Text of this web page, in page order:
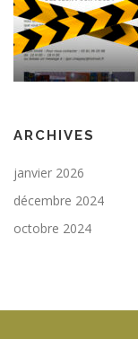
ARCHIVES
janvier 2026
décembre 2024
octobre 2024